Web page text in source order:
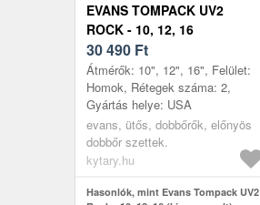
EVANS TOMPACK UV2
ROCK - 10, 12, 16
(KICSOMAGOLT)
30 490 Ft
Átmérők: 10", 12", 16", Felület:
Homok, Rétegek száma: 2,
Gyártás helye: USA
evans, ütős, dobbőrők, előnyös
dobbőr szettek.
kytary.hu
Hasonlók, mint Evans Tompack UV2